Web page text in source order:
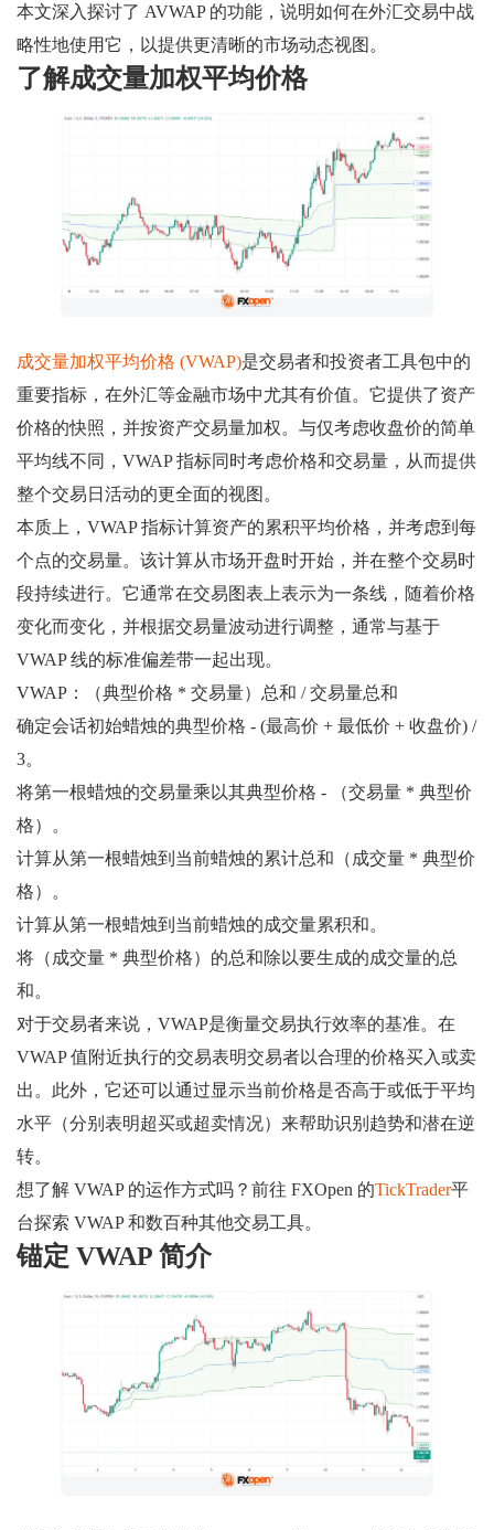
本文深入探讨了 AVWAP 的功能，说明如何在外汇交易中战
略性地使用它，以提供更清晰的市场动态视图。
了解成交量加权平均价格
成交量加权平均价格 (VWAP)是交易者和投资者工具包中的
重要指标，在外汇等金融市场中尤其有价值。它提供了资产
价格的快照，并按资产交易量加权。与仅考虑收盘价的简单
平均线不同，VWAP 指标同时考虑价格和交易量，从而提供
整个交易日活动的更全面的视图。
本质上，VWAP 指标计算资产的累积平均价格，并考虑到每
个点的交易量。该计算从市场开盘时开始，并在整个交易时
段持续进行。它通常在交易图表上表示为一条线，随着价格
变化而变化，并根据交易量波动进行调整，通常与基于
VWAP 线的标准偏差带一起出现。
VWAP：（典型价格 * 交易量）总和 / 交易量总和
确定会话初始蜡烛的典型价格 - (最高价 + 最低价 + 收盘价) /
3。
将第一根蜡烛的交易量乘以其典型价格 - （交易量 * 典型价
格）。
计算从第一根蜡烛到当前蜡烛的累计总和（成交量 * 典型价
格）。
计算从第一根蜡烛到当前蜡烛的成交量累积和。
将（成交量 * 典型价格）的总和除以要生成的成交量的总
和。
对于交易者来说，VWAP是衡量交易执行效率的基准。在
VWAP 值附近执行的交易表明交易者以合理的价格买入或卖
出。此外，它还可以通过显示当前价格是否高于或低于平均
水平（分别表明超买或超卖情况）来帮助识别趋势和潜在逆
转。
想了解 VWAP 的运作方式吗？前往 FXOpen 的TickTrader平
台探索 VWAP 和数百种其他交易工具。
锚定 VWAP 简介